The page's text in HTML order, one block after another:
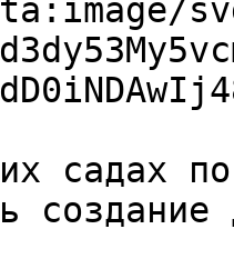
садах